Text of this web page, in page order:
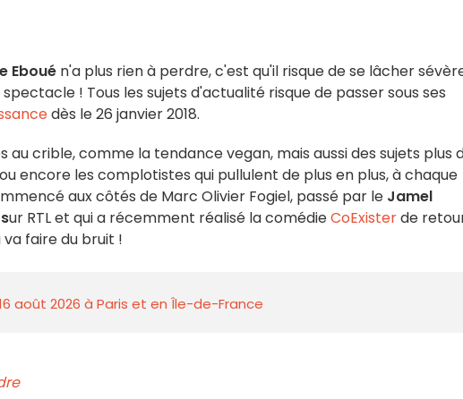
Eboué n'a plus rien à perdre, c'est qu'il risque de se lâcher
! Tous les sujets d'actualité risque de passer sous ses
dès le 26 janvier 2018.
au crible, comme la tendance vegan, mais aussi des sujets plus
encore les complotistes qui pullulent de plus en plus, à chaque
aux côtés de Marc Olivier Fogiel, passé par le Jamel
ur RTL et qui a récemment réalisé la comédieCoExisterde
faire du bruit !
août 2026 à Paris et en Île-de-France